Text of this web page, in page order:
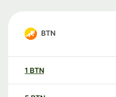
BTN
1 BTN